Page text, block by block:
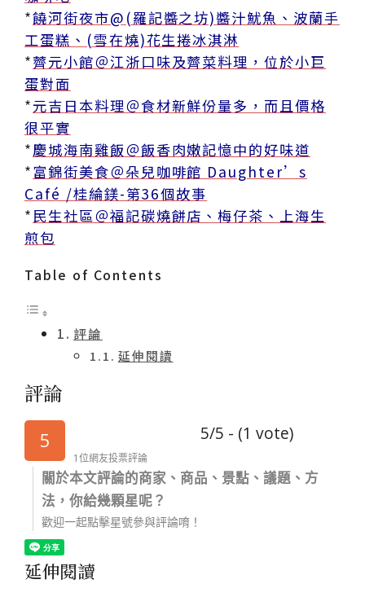
*饒河街夜市@(羅記醬之坊)醬汁魷魚、波蘭手
工蛋糕、(雪在燒)花生捲冰淇淋
*薺元小館＠江浙口味及薺菜料理，位於小巨
蛋對面
*元吉日本料理＠食材新鮮份量多，而且價格
很平實
*慶城海南雞飯＠飯香肉嫩記憶中的好味道
*富錦街美食＠朵兒咖啡館 Daughter’s
Café /桂綸鎂-第36個故事
* 民生社區＠福記碳燒餅店、梅仔茶、上海生
煎包
Table of Contents
評論
延伸閱讀
評論
5 5/5 - (1 vote)
1位網友投票評論
關於本文評論的商家、商品、景點、議題、方
法，你給幾顆星呢？
歡迎一起點擊星號參與評論唷！
延伸閱讀